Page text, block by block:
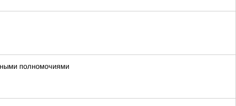
полномочиями